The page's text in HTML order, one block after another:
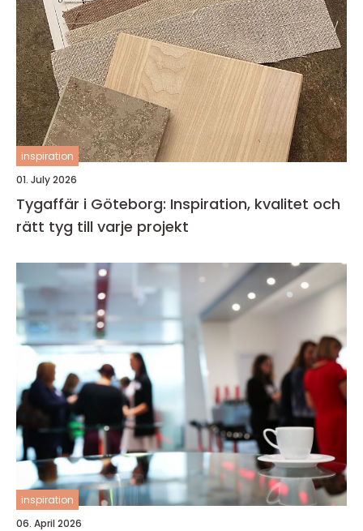
inspiration
01. July 2026
Tygaffär i Göteborg: Inspiration, kvalitet och
rätt tyg till varje projekt
inspiration
06. April 2026